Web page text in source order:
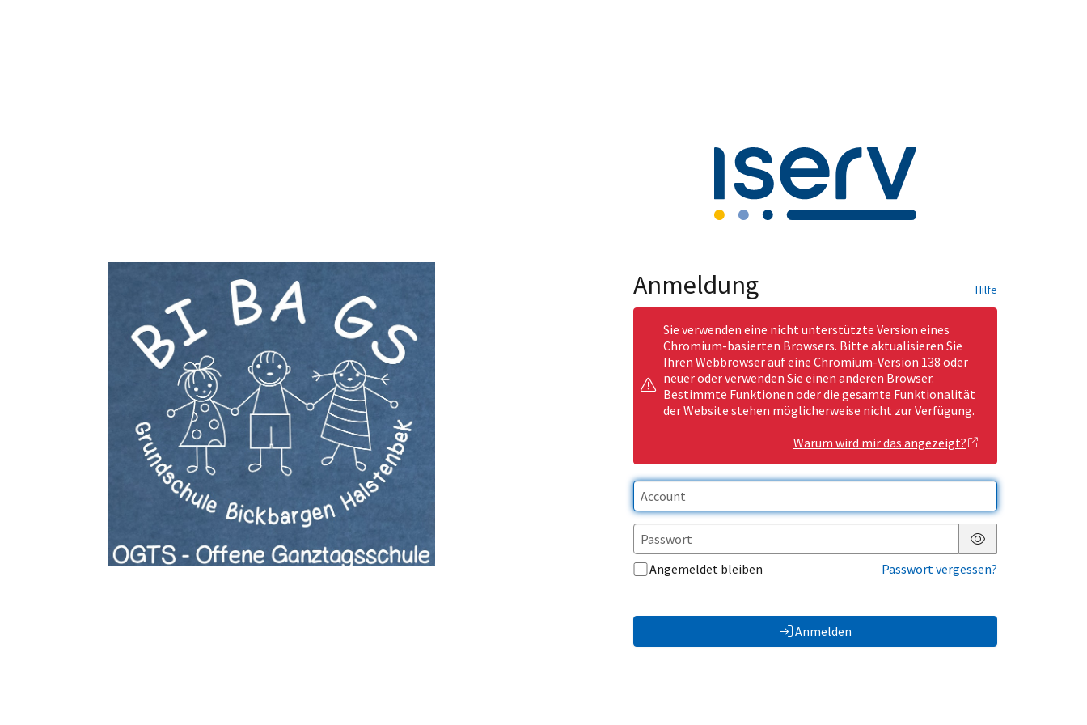
Anmeldung Hilfe
Sie verwenden eine nicht unterstützte Version eines
Chromium-basierten Browsers. Bitte aktualisieren Sie
Ihren Webbrowser auf eine Chromium-Version 138 oder
neuer oder verwenden Sie einen anderen Browser.
Bestimmte Funktionen oder die gesamte Funktionalität
der Website stehen möglicherweise nicht zur Verfügung.
Warum wird mir das angezeigt?
Passwort anzeigen
Angemeldet bleiben
Passwort vergessen?
Anmelden